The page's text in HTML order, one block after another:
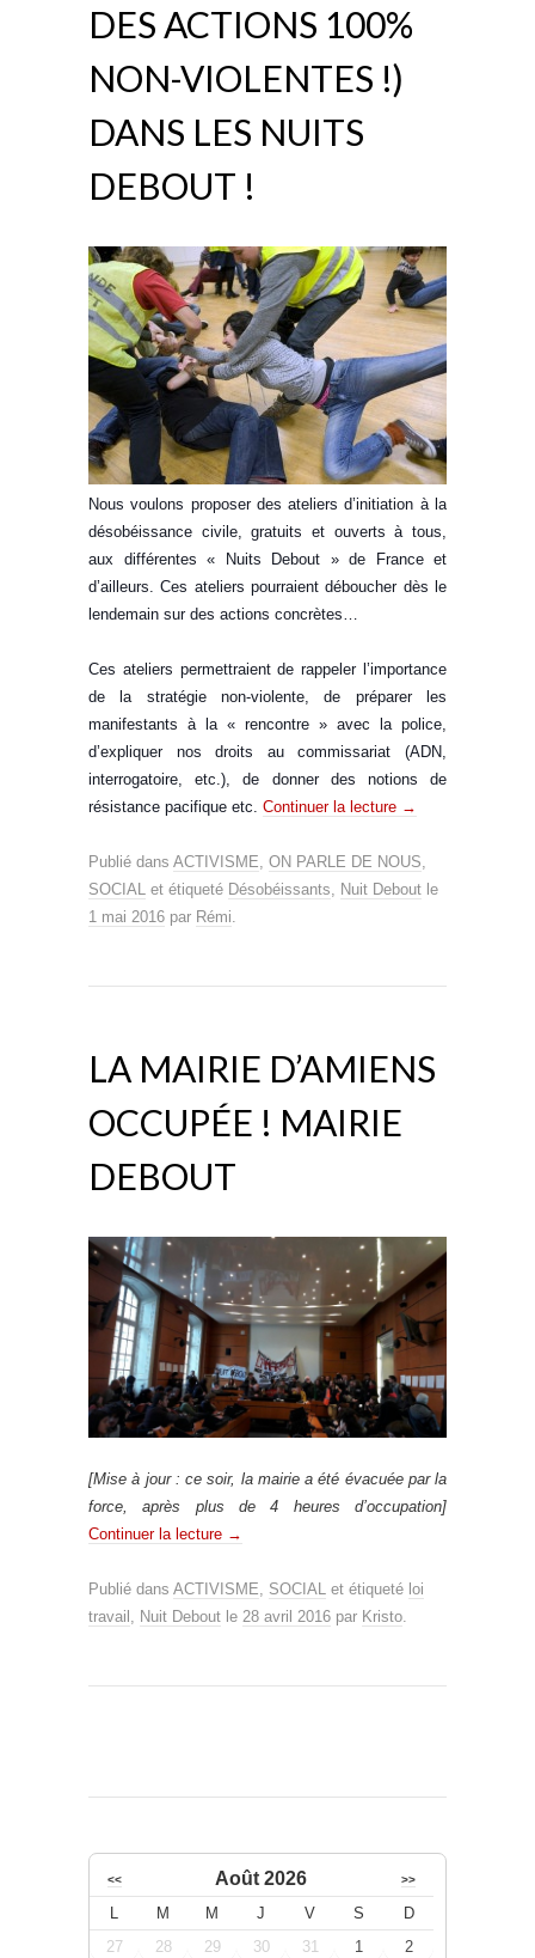
DES ACTIONS 100%
NON-VIOLENTES !)
DANS LES NUITS
DEBOUT !
Nous voulons proposer des ateliers d’initiation à la
désobéissance civile, gratuits et ouverts à tous,
aux différentes « Nuits Debout » de France et
d’ailleurs. Ces ateliers pourraient déboucher dès le
lendemain sur des actions concrètes…
Ces ateliers permettraient de rappeler l’importance
de la stratégie non-violente, de préparer les
manifestants à la « rencontre » avec la police,
d’expliquer nos droits au commissariat (ADN,
interrogatoire, etc.), de donner des notions de
résistance pacifique etc. Continuer la lecture →
Publié dans ACTIVISME ON PARLE DE NOUS
SOCIAL
et étiqueté Désobéissants Nuit Debout le
1 mai 2016 par Rémi
LA MAIRIE D’AMIENS
OCCUPÉE ! MAIRIE
DEBOUT
[Mise à jour : ce soir, la mairie a été évacuée par la
force, après plus de 4 heures d’occupation]
Continuer la lecture →
Publié dans ACTIVISME, SOCIAL et étiqueté loi
travail , Nuit Debout le 28 avril 2016 par Kristo.
<< Août 2026 >>
L M M J V S
D
27
28 29 30 31 1 2